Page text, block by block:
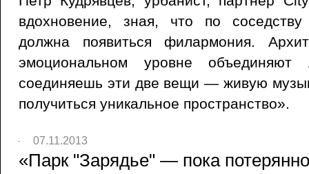
вдохновение, зная, что по
должна появиться филармония.
эмоциональном уровне
соединяешь эти две вещи — живую
получиться уникальное пространство».
07.11.2013
«Парк "Зарядье" — пока